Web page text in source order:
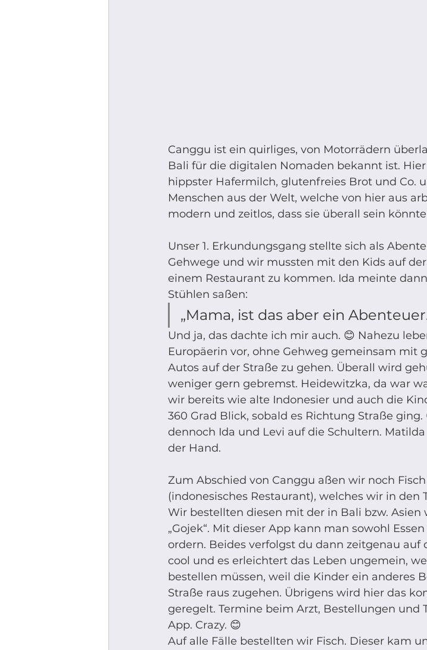
Canggu ist ein quirliges, von Motorrädern
Bali für die digitalen Nomaden bekannt ist.
hippster Hafermilch, glutenfreies Brot und Co.
Menschen aus der Welt, welche von hier aus
modern und zeitlos, dass sie überall sein
Unser 1. Erkundungsgang stellte sich als
Gehwege und wir mussten mit den Kids auf
einem Restaurant zu kommen. Ida meinte
Stühlen saßen:
„Mama, ist das aber ein
Und ja, das dachte ich mir auch. 😊 Nahezu
Europäerin vor, ohne Gehweg gemeinsam mit
Autos auf der Straße zu gehen. Überall wird
weniger gern gebremst. Heidewitzka, da war
wir bereits wie alte Indonesier und auch die
360 Grad Blick, sobald es Richtung Straße
dennoch Ida und Levi auf die Schultern.
der Hand.
Zum Abschied von Canggu aßen wir noch
(indonesisches Restaurant), welches wir in den
Wir bestellten diesen mit der in Bali bzw.
„Gojek“. Mit dieser App kann man sowohl
ordern. Beides verfolgst du dann zeitgenau auf
cool und es erleichtert das Leben ungemein,
bestellen müssen, weil die Kinder ein anderes
Straße raus zugehen. Übrigens wird hier das
geregelt. Termine beim Arzt, Bestellungen und
App. Crazy. 😊
Auf alle Fälle bestellten wir Fisch. Dieser kam